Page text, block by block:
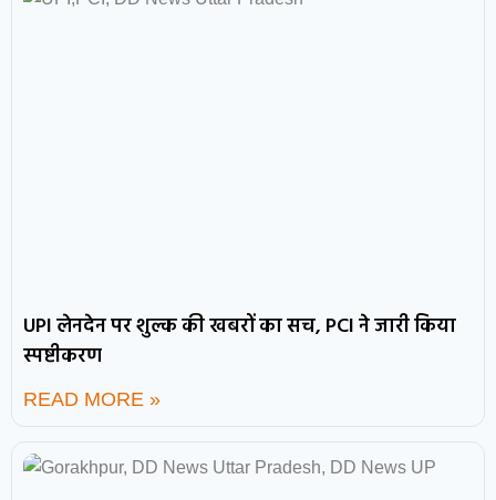
UPI लेनदेन पर शुल्क की खबरों का सच, PCI ने जारी किया
स्पष्टीकरण
READ MORE »